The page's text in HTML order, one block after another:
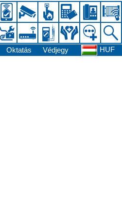
Oktatás Védjegy HUF